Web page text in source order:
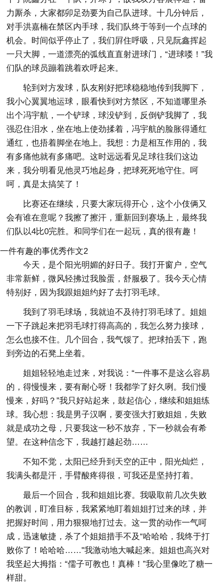
力厮杀，大家都卯足劲要为自己队进球。十几分钟后，
对手洪嘉楠在禁区内手球，我们队终于等到一个点球的
机会。时间似乎停止了，我们屛住呼吸，只见阮鑫挥起
一只大脚，一道漂亮的弧线直直射进球门，“进球喽！”我
们队的球员蹦着跳着欢呼起来。
轮到对方发球，队友刚好把球稳稳地传到我脚下，
我小心翼翼地运球，眼看快到对方禁区，不知道哪里杀
出个冯宇航，一个铲球，球没铲到，反倒铲我脚了，我
强忍住泪水，坐在地上使劲揉着，冯宇航的脸胀得通红
通红，也捂着脚坐在地上。我想：力是相互作用的，我
有多痛他就有多痛吧。这时远远看见足球往我们这边
来，我分明看见他灵巧地起身，把球死死地守住。呵
呵，真是太搞笑了！
比赛还在继续，只要大家玩得开心，这个小伎俩又
会有谁在意呢？我擦了擦汗，重新回到赛场上，最终我
们队以4比0完胜。和同学们在一起玩，真的很有趣！
一件有趣的事优秀作文2
今天，是个阳光明媚的好日子。我打开窗户，空气
非常新鲜，微风轻拂过我脸蛋，舒服极了。我今天心情
特别好，因为我跟姐姐约好了去打羽毛球。
我到了羽毛球场，我就迫不及待打羽毛球了。姐姐
一下子跳起来把羽毛球打得高高的，我怎么努力接球，
怎么也接不住。几个回合，我气馁了。把球拍丢下，跑
到旁边的石凳上坐着。
姐姐轻轻地走过来，对我说：“一件事不是这么容易
的，得慢慢来，要有耐心呀！我都学了好久咧。我们慢
慢来，好吗？”我只好站起来，鼓起信心，继续和姐姐练
球。我心想：我是男子汉啊，要变强大打败姐姐，失败
就是成功之母，只要我这一秒不放弃，下一秒就会有希
望。在这种信念下，我越打越起劲……
不知不觉，太阳已经升到天空的正中，阳光灿烂，
我满头都是汗，手臂酸疼得很，可我还是坚持打着。
最后一个回合，我和姐姐比赛。我吸取前几次失败
的教训，盯准目标，我紧紧地盯着姐姐打过来的球，并
把握好时间，用力狠狠地打过去。这一贯的动作一气呵
成，迅速敏捷，杀了个姐姐措手不及“哈哈哈，我终于打
败你了！哈哈哈……"我激动地大喊起来。姐姐也高兴对
我坚起大拇指：“儒子可教也！真棒！”我心里像吃了糖一
样甜。